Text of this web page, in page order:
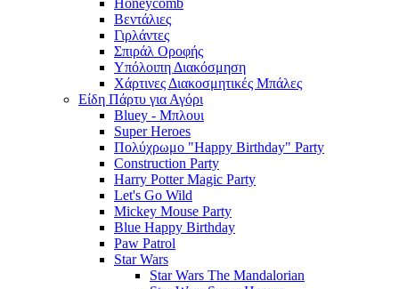
Βεντάλιες
Γιρλάντες
Σπιράλ Οροφής
Υπόλοιπη Διακόσμηση
Χάρτινες Διακοσμητικές Μπάλες
Είδη Πάρτυ για Αγόρι
Bluey - Μπλουι
Super Heroes
Πολύχρωμο "Happy Birthday" Party
Construction Party
Harry Potter Magic Party
Let's Go Wild
Mickey Mouse Party
Blue Happy Birthday
Paw Patrol
Star Wars
Star Wars The Mandalorian